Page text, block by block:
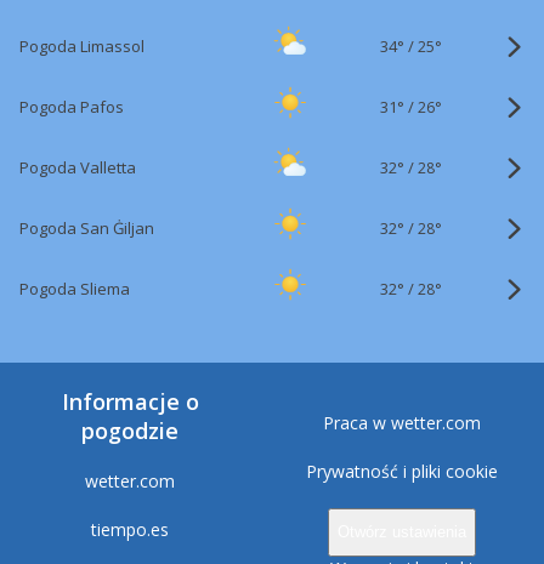
Pogoda Limassol 34° /25°
Pogoda Pafos 31° /26°
Pogoda Valletta 32° /28°
Pogoda San Ġiljan 32° /28°
Pogoda Sliema 32° /28°
Informacje o
pogodzie
wetter.com
tiempo.es
Praca w wetter.com
Prywatność i pliki cookie